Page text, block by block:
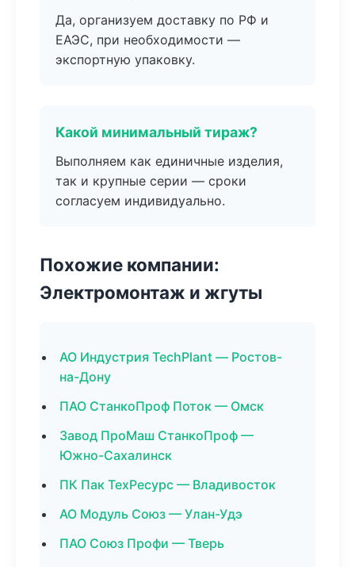
Да, организуем доставку по РФ и
ЕАЭС, при необходимости —
экспортную упаковку.
Какой минимальный тираж?
Выполняем как единичные изделия,
так и крупные серии — сроки
согласуем индивидуально.
Похожие компании:
Электромонтаж и жгуты
АО Индустрия TechPlant — Ростов-
на-Дону
ПАО СтанкоПроф Поток — Омск
Завод ПроМаш СтанкоПроф —
Южно-Сахалинск
ПК Пак ТехРесурс — Владивосток
АО Модуль Союз — Улан-Удэ
ПАО Союз Профи — Тверь